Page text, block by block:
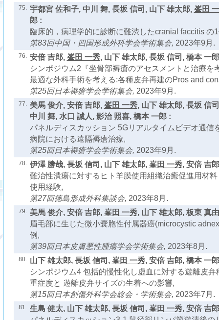
75. 宇都宮 佐和子, 中川 舞, 長坂 信司, 山下 雄太郎, 峯田
郎 :
臨床的，病理学的に診断に難渋したcranial faccitis の
第83回中国・四国形成外科学会学術集会, 2023年9月.
76. 安倍 吉郎, 峯田 一秀, 山下 雄太郎, 長坂 信司, 橋本 一
シンポジウム2『坐骨部褥瘡のアセスメントと治療を
最適な外科手術を考える:各種皮弁再建のPros and
第25回日本褥瘡学会学術集会, 2023年9月.
77. 美馬 俊介, 安倍 吉郎, 峯田 一秀, 山下 雄太郎, 長坂 信
中川 舞, 水口 誠人, 影治 照喜, 橋本 一郎 :
パネルディスカッション 5Gリアルタイムビデオ通信
病院における遠隔褥瘡治療,
第25回日本褥瘡学会学術集会, 2023年9月.
78. 伊澤 勝哉, 長坂 信司, 山下 雄太郎, 峯田 一秀, 安倍 吉
難治性潰瘍に対するヒト羊膜使用組織治癒促進用材
使用経験,
第27回徳島形成外科集談会, 2023年8月.
79. 美馬 俊介, 安倍 吉郎, 峯田 一秀, 山下 雄太郎, 板東 真
眉毛部に生じた微小嚢胞性付属器癌(microcystic
例,
第39回日本皮膚悪性腫瘍学会学術集会, 2023年8月.
80. 山下 雄太郎, 長坂 信司, 峯田 一秀, 安倍 吉郎, 橋本 一
シンポジウム4 包括的慢性化し虚血に対する遊離皮
重症度と 遊離皮弁サイズの生着への影響,
第15回日本創傷外科学会総会・学術集会, 2023年7月.
81. 生島 健太, 山下 雄太郎, 長坂 信司, 峯田 一秀, 安倍 吉